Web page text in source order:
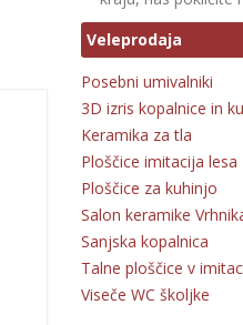
Veleprodaja
Posebni umivalniki
3D izris kopalnice in
Keramika za tla
Ploščice imitacija lesa
Ploščice za kuhinjo
Salon keramike
Sanjska kopalnica
Talne ploščice v
Viseče WC školjke